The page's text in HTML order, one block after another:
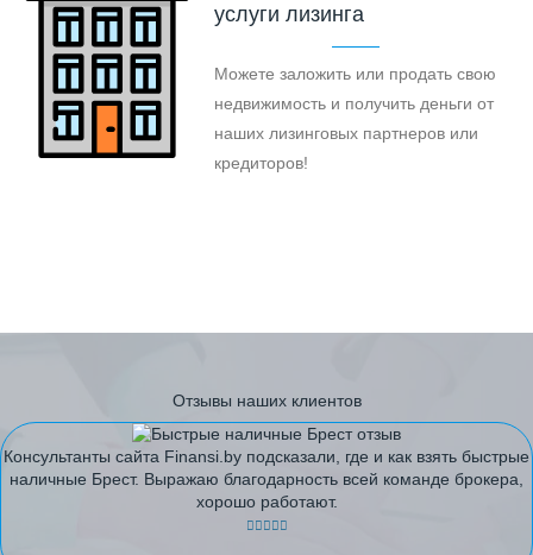
услуги лизинга
Можете заложить или продать свою
недвижимость и получить деньги от
наших лизинговых партнеров или
кредиторов!
Отзывы наших клиентов
Консультанты сайта Finansi.by подсказали, где и как взять быстрые
наличные Брест. Выражаю благодарность всей команде брокера,
хорошо работают.